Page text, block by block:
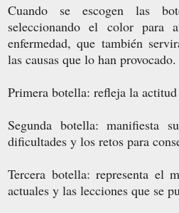
Cuando se escogen las
seleccionando el color para
enfermedad, que también
las causas que lo han provocado.
Primera botella: refleja la
Segunda botella: manifiesta
dificultades y los retos para
Tercera botella: representa el
actuales y las lecciones que se